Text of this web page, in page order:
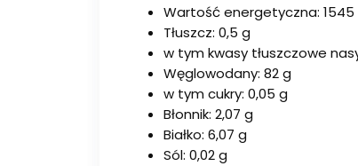
Wartość energetyczna: 1545
Tłuszcz: 0,5 g
w tym kwasy tłuszczowe
Węglowodany: 82 g
w tym cukry: 0,05 g
Błonnik: 2,07 g
Białko: 6,07 g
Sól: 0,02 g